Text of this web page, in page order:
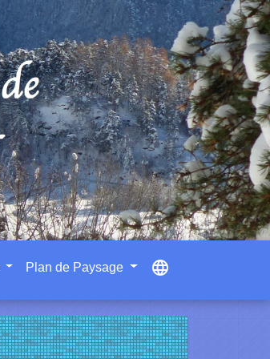
Plan de Paysage language